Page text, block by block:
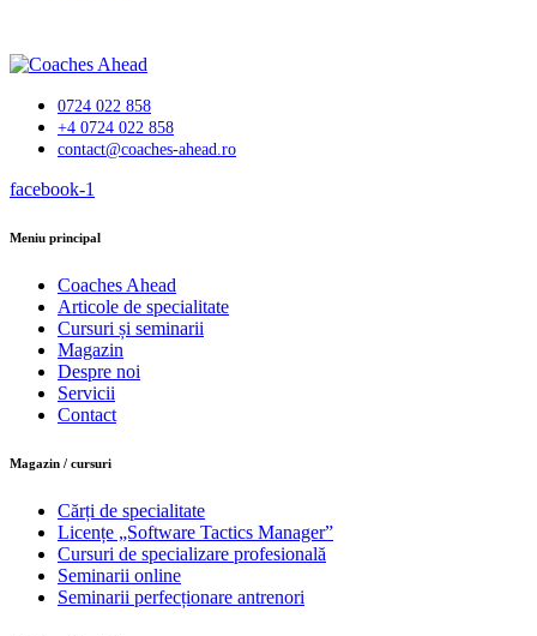
0724 022 858
+4 0724 022 858
contact@coaches-ahead.ro
facebook-1
Meniu principal
Coaches Ahead
Articole de specialitate
Cursuri și seminarii
Magazin
Despre noi
Servicii
Contact
Magazin / cursuri
Cărți de specialitate
Licențe „Software Tactics Manager”
Cursuri de specializare profesională
Seminarii online
Seminarii perfecționare antrenori